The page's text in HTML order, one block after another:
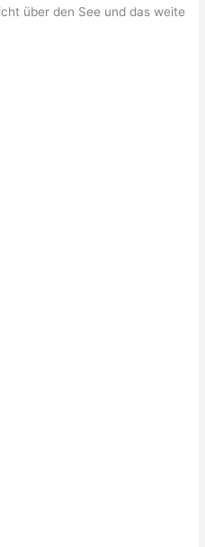
über den See und das weite